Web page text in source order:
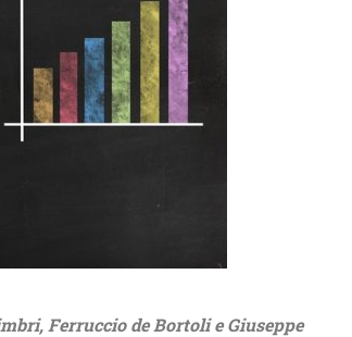
Ferruccio de Bortoli e Giuseppe